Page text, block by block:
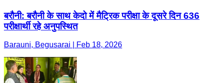
बरौनी: बरौनी के साथ केदो में मैट्रिक परीक्षा के दूसरे दिन 636
परीक्षार्थी रहे अनुपस्थित
Barauni, Begusarai | Feb 18, 2026